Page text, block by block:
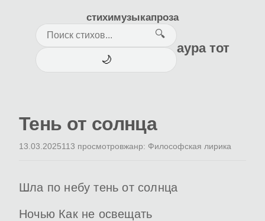
стихимузыкапроза
🔍
🌙
аура тот
Тень от солнца
13.03.2025113 просмотровжанр: Философская лирика
Шла по небу тень от солнца
Ночью Как не освещать